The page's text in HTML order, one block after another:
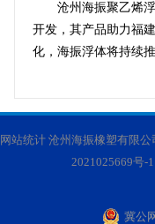
沧州海振聚乙烯浮
开发，其产品助力福
化，海振浮体将持续
网站统计 沧州海振橡塑有限
2021025669号-1
冀公